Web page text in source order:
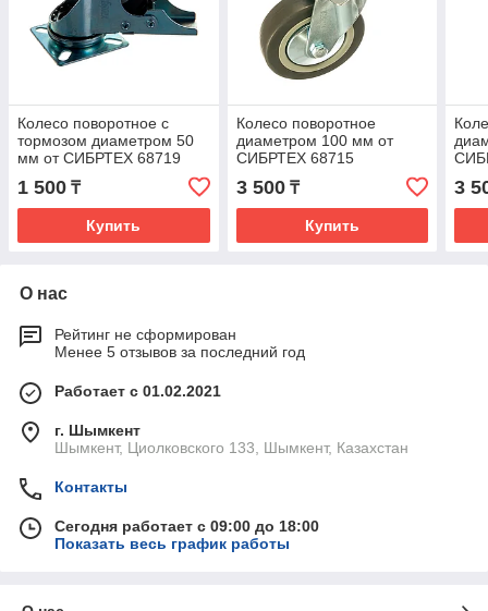
Колесо поворотное с
тормозом диаметром 50
мм от СИБРТЕХ 68719
1 500 ₸
Купить
Колесо поворотное
диаметром 100 мм от
СИБРТЕХ 68715
3 500₸
Купить
3
О нас
Рейтинг не сформирован
Менее 5 отзывов за последний год
Работает с 01.02.2021
г. Шымкент
Шымкент, Циолковского 133, Шымкент, Казахстан
Контакты
Сегодня работает с 09:00 до 18:00
Показать весь график работы